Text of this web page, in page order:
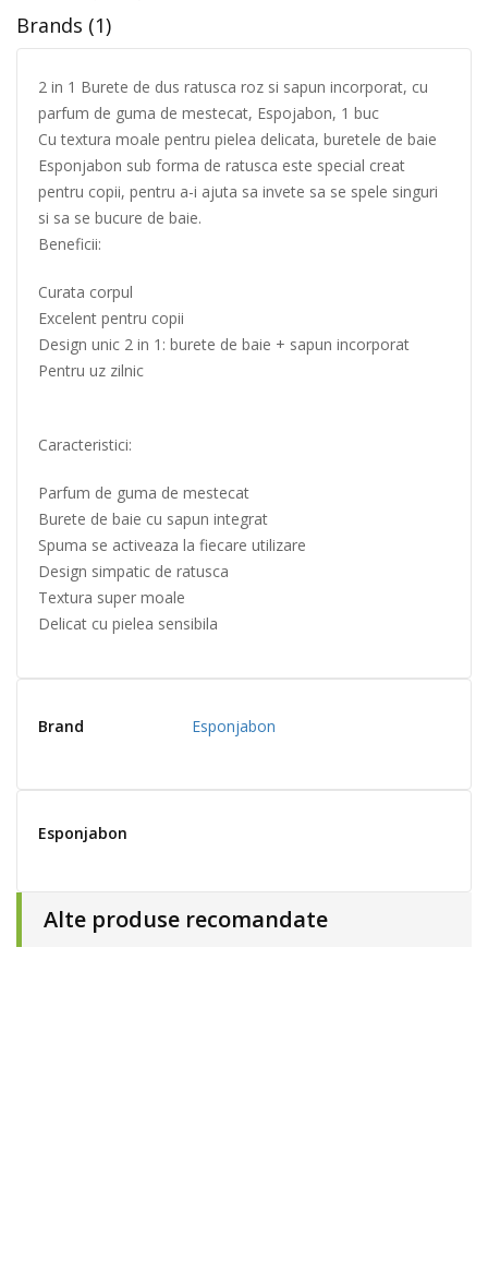
Brands (1)
2 in 1 Burete de dus ratusca roz si sapun incorporat, cu
parfum de guma de mestecat, Espojabon, 1 buc
Cu textura moale pentru pielea delicata, buretele de baie
Esponjabon sub forma de ratusca este special creat
pentru copii, pentru a-i ajuta sa invete sa se spele singuri
si sa se bucure de baie.
Beneficii:
Curata corpul
Excelent pentru copii
Design unic 2 in 1: burete de baie + sapun incorporat
Pentru uz zilnic
Caracteristici:
Parfum de guma de mestecat
Burete de baie cu sapun integrat
Spuma se activeaza la fiecare utilizare
Design simpatic de ratusca
Textura super moale
Delicat cu pielea sensibila
Brand Esponjabon
Esponjabon
Alte produse recomandate